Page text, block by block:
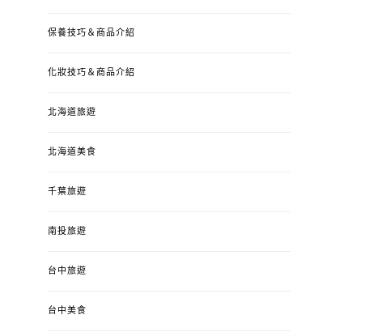
4y3m ：視力檢查、練習犯
錯、認識華德福
保養技巧＆商品介紹
化妝技巧＆商品介紹
北海道旅遊
北海道美食
千葉旅遊
南投旅遊
台中旅遊
台中美食